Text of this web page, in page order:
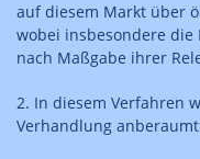
auf diesem Markt über
wobei insbesondere die
nach Maßgabe ihrer
2. In diesem Verfahren
Verhandlung